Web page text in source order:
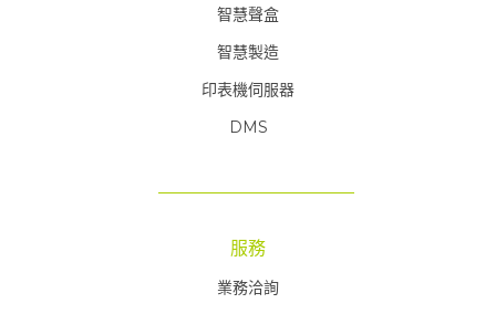
智慧聲盒
智慧製造
印表機伺服器
DMS
服務
業務洽詢